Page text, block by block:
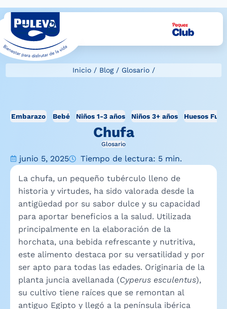
Inicio/ Blog/ Glosario/
Embarazo Bebé Niños 1-3 años Niños 3+ años Huesos
Chufa
Glosario
junio 5, 2025 Tiempo de lectura: 5 min.
La chufa, un pequeño tubérculo lleno de
historia y virtudes, ha sido valorada desde la
antigüedad por su sabor dulce y su capacidad
para aportar beneficios a la salud. Utilizada
principalmente en la elaboración de la
horchata, una bebida refrescante y nutritiva,
este alimento destaca por su versatilidad y por
ser apto para todas las edades. Originaria de la
planta juncia avellanada (Cyperus esculentus),
su cultivo tiene raíces que se remontan al
antiguo Egipto y llegó a la península ibérica